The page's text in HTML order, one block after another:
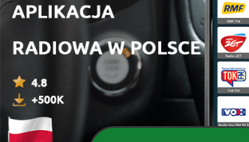
Czarnobyl. Prawdziwa
historia
Q